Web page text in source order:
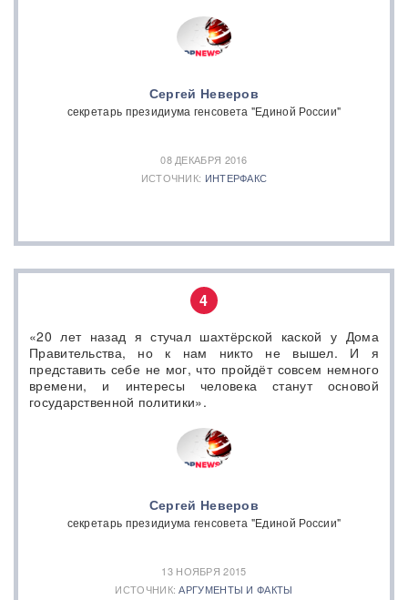
Сергей Неверов
секретарь президиума генсовета "Единой России"
08 ДЕКАБРЯ 2016
ИСТОЧНИК: ИНТЕРФАКС
4
«20 лет назад я стучал шахтёрской каской у Дома
Правительства, но к нам никто не вышел. И я
представить себе не мог, что пройдёт совсем немного
времени, и интересы человека станут основой
государственной политики».
Сергей Неверов
секретарь президиума генсовета "Единой России"
13 НОЯБРЯ 2015
ИСТОЧНИК:АРГУМЕНТЫ И ФАКТЫ